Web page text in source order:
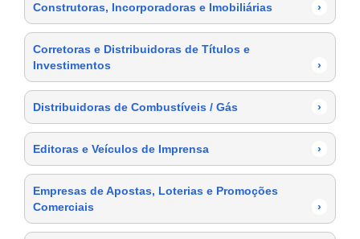
Construtoras, Incorporadoras e Imobiliárias ›
Corretoras e Distribuidoras de Títulos e
Investimentos
›
Distribuidoras de Combustíveis / Gás ›
Editoras e Veículos de Imprensa ›
Empresas de Apostas, Loterias e Promoções
Comerciais
›